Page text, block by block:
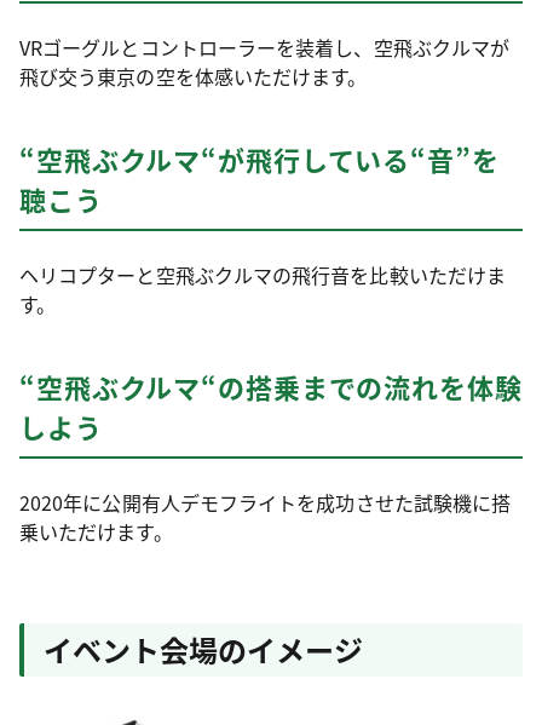
VRゴーグルとコントローラーを装着し、空飛ぶクルマが
飛び交う東京の空を体感いただけます。
“空飛ぶクルマ“が飛行している“音”を
聴こう
ヘリコプターと空飛ぶクルマの飛行音を比較いただけま
す。
“空飛ぶクルマ“の搭乗までの流れを体験
しよう
2020年に公開有人デモフライトを成功させた試験機に搭
乗いただけます。
イベント会場のイメージ